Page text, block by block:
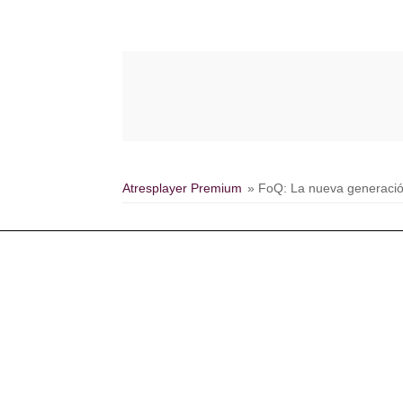
Atresplayer Premium » FoQ: La nueva